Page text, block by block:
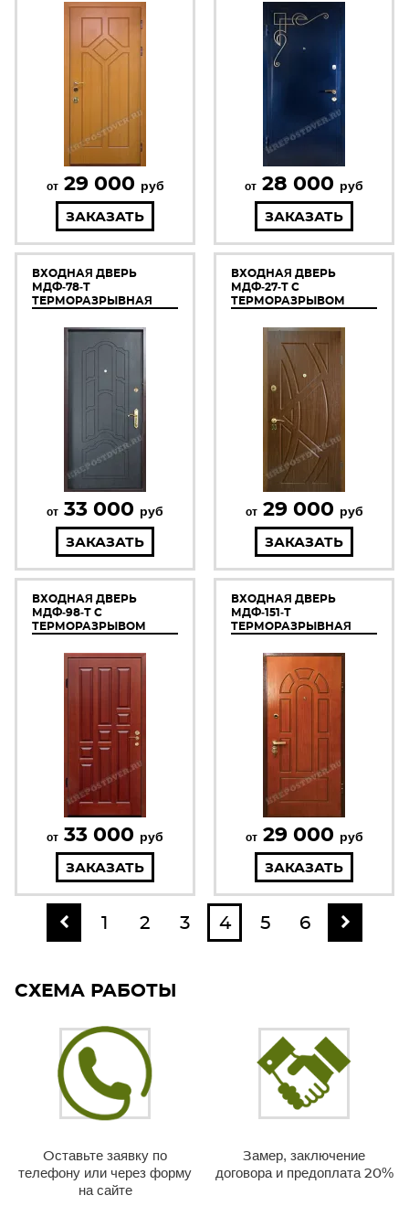
от 29 000 руб
ЗАКАЗАТЬ
от 28 000 руб
ЗАКАЗАТЬ
ВХОДНАЯ ДВЕРЬ
МДФ-78-Т
ТЕРМОРАЗРЫВНАЯ
от 33 000 руб
ЗАКАЗАТЬ
ВХОДНАЯ ДВЕРЬ
МДФ-27-Т С
ТЕРМОРАЗРЫВОМ
от 29 000 руб
ЗАКАЗАТЬ
ВХОДНАЯ ДВЕРЬ
МДФ-98-Т С
ТЕРМОРАЗРЫВОМ
от 33 000 руб
ЗАКАЗАТЬ
ВХОДНАЯ ДВЕРЬ
МДФ-151-Т
ТЕРМОРАЗРЫВНАЯ
от 29 000 руб
ЗАКАЗАТЬ
1 2 3 4 5 6
СХЕМА РАБОТЫ
Оставьте заявку по
телефону или через форму
на сайте
Замер, заключение
договора и предоплата 20%